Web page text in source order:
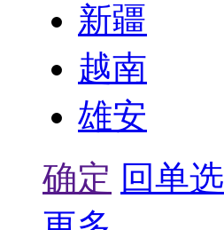
新疆
越南
雄安
确定 回单选